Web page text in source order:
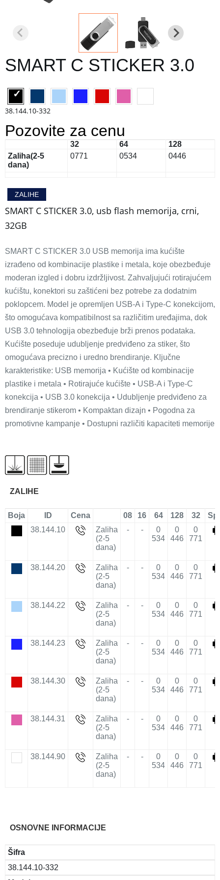
SMART C STICKER 3.0
38.144.10-332
Pozovite za cenu
32 64
128
Zaliha(2-5
dana)
0771 0534 0446
ZALIHE
SMART C STICKER 3.0, usb flash memorija, crni,
32GB
SMART C STICKER 3.0 USB memorija ima kućište
izrađeno od kombinacije plastike i metala, koje obezbeđuje
moderan izgled i dobru izdržljivost. Zahvaljujući rotirajućem
kućištu, konektori su zaštićeni bez potrebe za dodatnim
poklopcem. Model je opremljen USB-A i Type-C konekcijom,
što omogućava kompatibilnost sa različitim uređajima, dok
USB 3.0 tehnologija obezbeđuje brži prenos podataka.
Kućište poseduje udubljenje predviđeno za stiker, što
omogućava precizno i uredno brendiranje. Ključne
karakteristike: USB memorija • Kućište od kombinacije
plastike i metala • Rotirajuće kućište • USB-A i Type-C
konekcija • USB 3.0 konekcija • Udubljenje predviđeno za
brendiranje stikerom • Kompaktan dizajn • Pogodna za
promotivne kampanje • Dostupni različiti kapaciteti memorije
ZALIHE
Boja ID Cena 08 16 64 128 32
38.144.10
Zaliha
(2-5
dana)
- -
0
534
0
446
0
771
38.144.20
Zaliha
(2-5
dana)
- -
0
534
0
446
0
771
38.144.22
Zaliha
(2-5
dana)
- -
0
534
0
446
0
771
38.144.23
Zaliha
(2-5
dana)
- -
0
534
0
446
0
771
38.144.30
Zaliha
(2-5
dana)
- -
0
534
0
446
0
771
38.144.31
Zaliha
(2-5
dana)
- -
0
534
0
446
0
771
38.144.90
Zaliha
(2-5
dana)
- -
0
534
0
446
0
771
OSNOVNE INFORMACIJE
Šifra
38.144.10-332